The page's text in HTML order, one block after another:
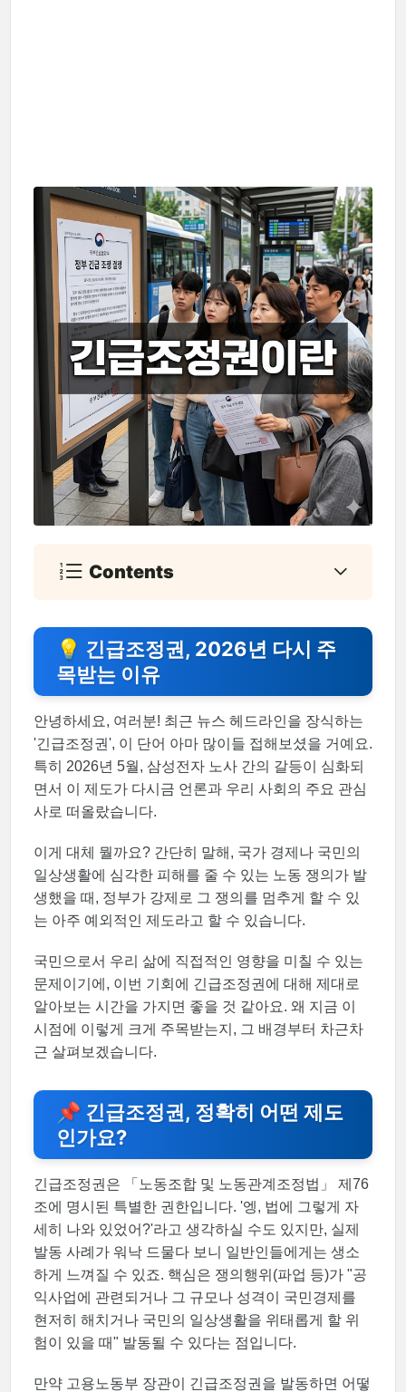
Contents
💡 긴급조정권, 2026년 다시 주
목받는 이유
안녕하세요, 여러분! 최근 뉴스 헤드라인을 장식하는
'긴급조정권', 이 단어 아마 많이들 접해보셨을 거예요.
특히 2026년 5월, 삼성전자 노사 간의 갈등이 심화되
면서 이 제도가 다시금 언론과 우리 사회의 주요 관심
사로 떠올랐습니다.
이게 대체 뭘까요? 간단히 말해, 국가 경제나 국민의
일상생활에 심각한 피해를 줄 수 있는 노동 쟁의가 발
생했을 때, 정부가 강제로 그 쟁의를 멈추게 할 수 있
는 아주 예외적인 제도라고 할 수 있습니다.
국민으로서 우리 삶에 직접적인 영향을 미칠 수 있는
문제이기에, 이번 기회에 긴급조정권에 대해 제대로
알아보는 시간을 가지면 좋을 것 같아요. 왜 지금 이
시점에 이렇게 크게 주목받는지, 그 배경부터 차근차
근 살펴보겠습니다.
📌 긴급조정권, 정확히 어떤 제도
인가요?
긴급조정권은 「노동조합 및 노동관계조정법」 제76
조에 명시된 특별한 권한입니다. '엥, 법에 그렇게 자
세히 나와 있었어?'라고 생각하실 수도 있지만, 실제
발동 사례가 워낙 드물다 보니 일반인들에게는 생소
하게 느껴질 수 있죠. 핵심은 쟁의행위(파업 등)가 "공
익사업에 관련되거나 그 규모나 성격이 국민경제를
현저히 해치거나 국민의 일상생활을 위태롭게 할 위
험이 있을 때" 발동될 수 있다는 점입니다.
만약 고용노동부 장관이 긴급조정권을 발동하면 어떻